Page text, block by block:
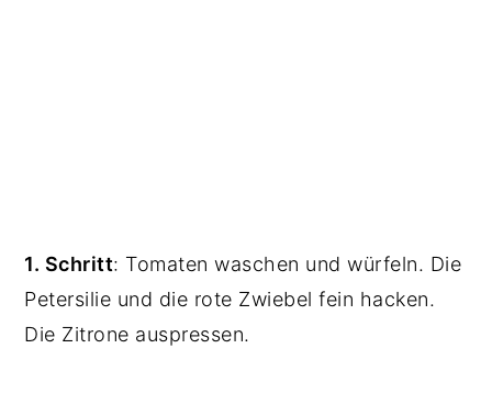
1. Schritt: Tomaten waschen und würfeln. Die
Petersilie und die rote Zwiebel fein hacken.
Die Zitrone auspressen.